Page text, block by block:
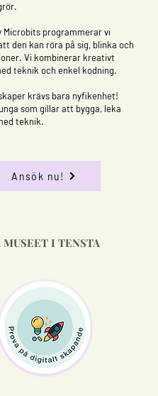
Microbits programmerar vi
den kan röra på sig, blinka och
Vi kombinerar kreativt
teknik och enkel kodning.
krävs bara nyfikenhet!
som gillar att bygga, leka
teknik.
Ansök nu!
I TENSTA